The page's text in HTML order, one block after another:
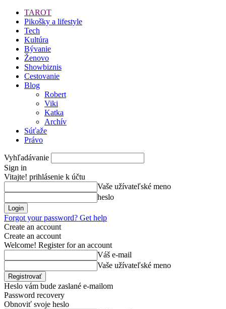
TAROT
Pikošky a lifestyle
Tech
Kultúra
Bývanie
Ženovo
Showbiznis
Cestovanie
Blog
Robert
Viki
Katka
Archív
Súťaže
Právo
Vyhľadávanie
Sign in
Vitajte! prihlásenie k účtu
Vaše užívateľské meno
heslo
Forgot your password? Get help
Create an account
Create an account
Welcome! Register for an account
Váš e-mail
Vaše užívateľské meno
Heslo vám bude zaslané e-mailom
Password recovery
Obnoviť svoje heslo